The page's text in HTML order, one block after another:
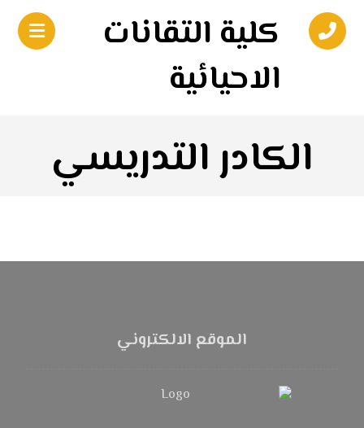
كلية التقانات
الاحيائية
الكادر التدريسي
الموقع الالكتروني